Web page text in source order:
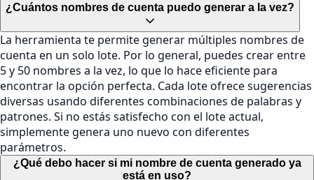
¿Cuántos nombres de cuenta puedo generar a la vez?
La herramienta te permite generar múltiples nombres de
cuenta en un solo lote. Por lo general, puedes crear entre
5 y 50 nombres a la vez, lo que lo hace eficiente para
encontrar la opción perfecta. Cada lote ofrece sugerencias
diversas usando diferentes combinaciones de palabras y
patrones. Si no estás satisfecho con el lote actual,
simplemente genera uno nuevo con diferentes
parámetros.
¿Qué debo hacer si mi nombre de cuenta generado ya
está en uso?